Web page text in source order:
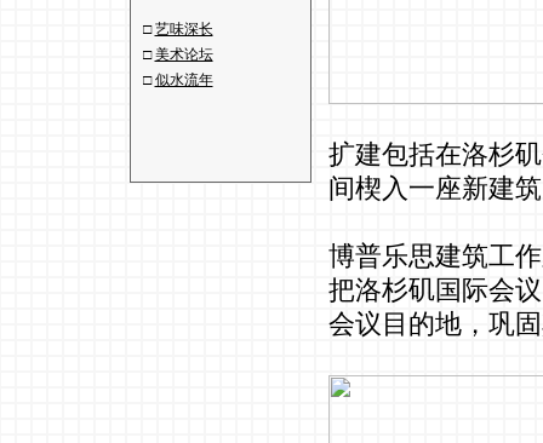
□艺味深长
□美术论坛
□似水流年
扩建包括在洛杉
间楔入一座新建
博普乐思建筑工
把洛杉矶国际会
会议目的地，巩